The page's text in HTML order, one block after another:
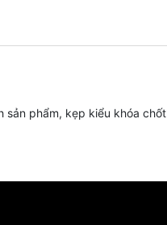
phẩm, kẹp kiểu khóa